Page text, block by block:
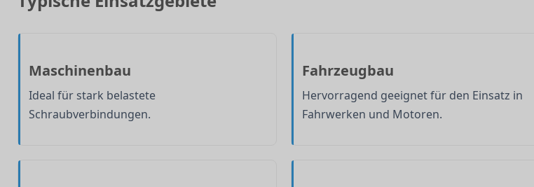
Maschinenbau
Ideal für stark belastete
Schraubverbindungen.
Fahrzeugbau
Hervorragend geeignet für den Einsatz in
Fahrwerken und Motoren.